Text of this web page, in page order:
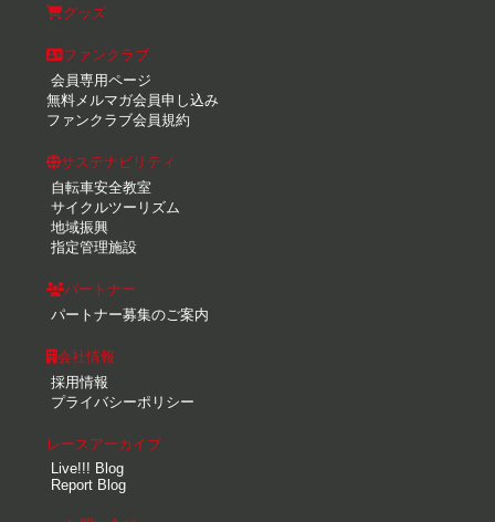
グッズ
ファンクラブ
会員専用ページ
無料メルマガ会員申し込み
ファンクラブ会員規約
サステナビリティ
自転車安全教室
サイクルツーリズム
地域振興
指定管理施設
パートナー
パートナー募集のご案内
会社情報
採用情報
プライバシーポリシー
レースアーカイブ
Live!!! Blog
Report Blog